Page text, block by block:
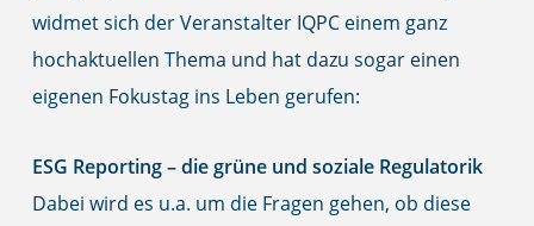
widmet sich der Veranstalter IQPC einem ganz
hochaktuellen Thema und hat dazu sogar einen
eigenen Fokustag ins Leben gerufen:
ESG Reporting – die grüne und soziale Regulatorik
Dabei wird es u.a. um die Fragen gehen, ob diese